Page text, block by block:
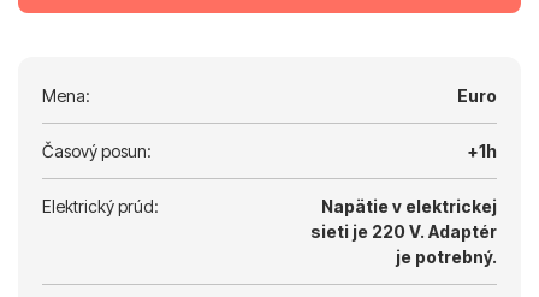
Mena: Euro
Časový posun: +1h
Elektrický prúd:
Napätie v elektrickej
sieti je 220 V. Adaptér
je potrebný.